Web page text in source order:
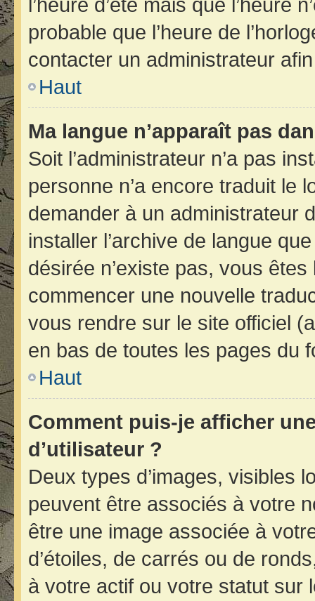
probable que l’heure de
contacter un administrateur
Haut
Ma langue n’apparaît pas
Soit l’administrateur n’a pas
personne n’a encore traduit le
demander à un administrateur
installer l’archive de langue
désirée n’existe pas, vous
commencer une nouvelle
vous rendre sur le site officiel
en bas de toutes les pages du
Haut
Comment puis-je afficher
d’utilisateur ?
Deux types d’images, visibles
peuvent être associés à votre
être une image associée à
d’étoiles, de carrés ou de
à votre actif ou votre statut sur